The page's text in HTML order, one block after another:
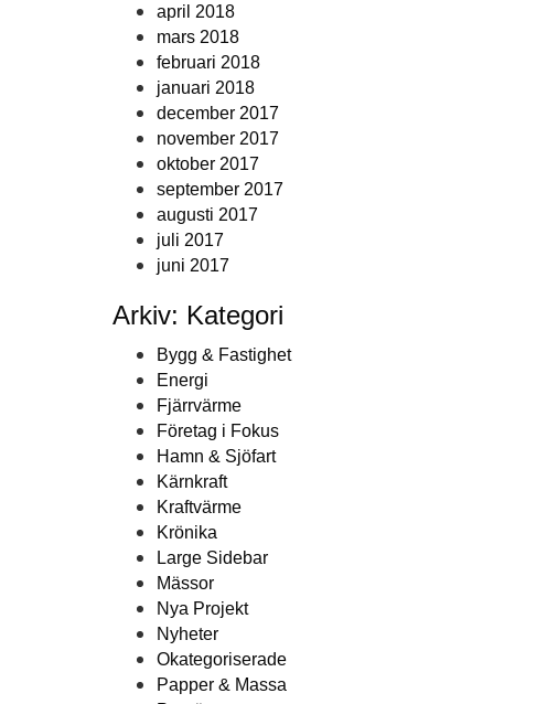
april 2018
mars 2018
februari 2018
januari 2018
december 2017
november 2017
oktober 2017
september 2017
augusti 2017
juli 2017
juni 2017
Arkiv: Kategori
Bygg & Fastighet
Energi
Fjärrvärme
Företag i Fokus
Hamn & Sjöfart
Kärnkraft
Kraftvärme
Krönika
Large Sidebar
Mässor
Nya Projekt
Nyheter
Okategoriserade
Papper & Massa